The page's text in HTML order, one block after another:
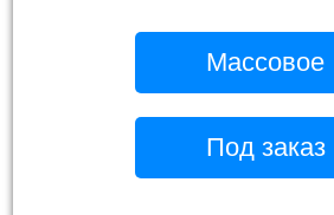
Массовое
Под заказ